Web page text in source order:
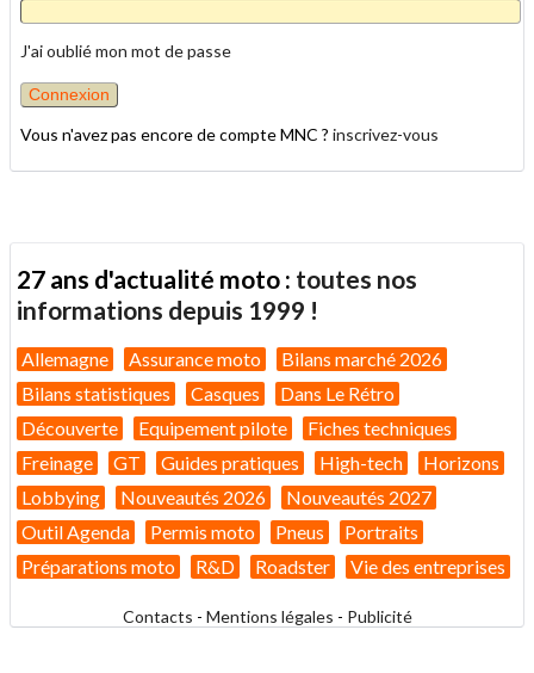
J'ai oublié mon mot de passe
Vous n'avez pas encore de compte MNC ? inscrivez-vous
27 ans d'actualité moto : toutes nos
informations depuis 1999 !
Allemagne Assurance moto
Bilans marché 2026
Bilans statistiques
Casques
Dans Le Rétro
Découverte
Equipement pilote
Fiches techniques
Freinage
GT Guides pratiques High-tech
Horizons
Lobbying
Nouveautés 2026
Nouveautés 2027
Outil Agenda
Permis moto Pneus
Portraits
Préparations moto
R&D Roadster Vie des entreprises
Contacts - Mentions légales - Publicité